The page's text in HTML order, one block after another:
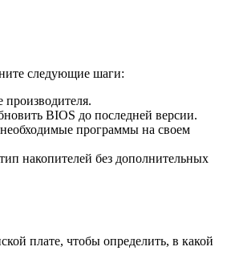
следующие шаги:
BIOS до последней версии.
программы на своем
накопителей без дополнительных
плате, чтобы определить, в какой